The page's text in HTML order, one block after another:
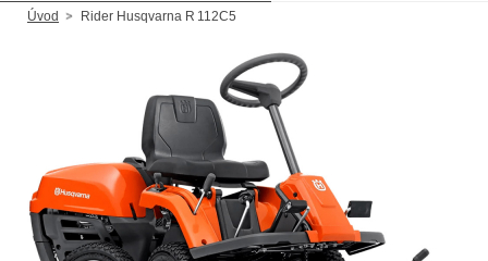
Úvod Rider Husqvarna R 112C5